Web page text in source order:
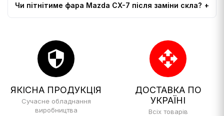
Чи пітнітиме фара Mazda CX-7 після заміни скла?
security
ЯКІСНА ПРОДУКЦІЯ
Сучасне обладнання
виробництва
open_with
ДОСТАВКА ПО
УКРАЇНІ
Всіх товарів